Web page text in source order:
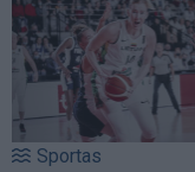
Sportas